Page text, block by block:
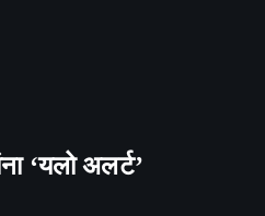
‘यलो अलर्ट’